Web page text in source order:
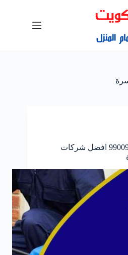
تسليك مجاري السرة 99009522 افضل شركات